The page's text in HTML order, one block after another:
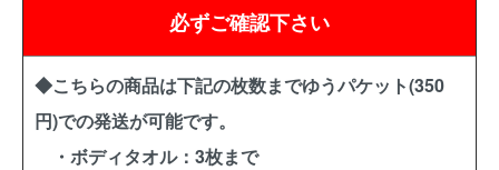
必ずご確認下さい
◆こちらの商品は下記の枚数までゆうパケット(350
円)での発送が可能です。
・ボディタオル：3枚まで